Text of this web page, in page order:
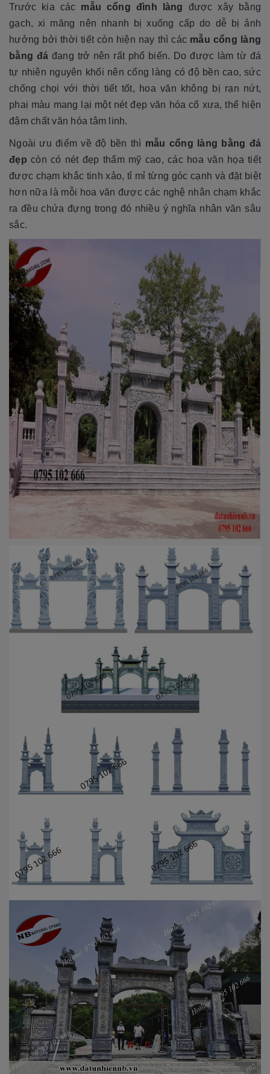
Trước kia các mẫu cổng đình làng được xây bằng
gạch, xi măng nên nhanh bị xuống cấp do dễ bị ảnh
hưởng bởi thời tiết còn hiện nay thì các mẫu cổng làng
bằng đá đang trở nên rất phổ biến. Do được làm từ đá
tự nhiên nguyên khối nên cổng làng có độ bền cao, sức
chống chọi với thời tiết tốt, hoa văn không bị rạn nứt,
phai màu mang lại một nét đẹp văn hóa cổ xưa, thể hiện
đậm chất văn hóa tâm linh.
Ngoài ưu điểm về độ bền thì mẫu cổng làng bằng đá
đẹp còn có nét đẹp thẩm mỹ cao, các hoa văn họa tiết
được chạm khắc tinh xảo, tỉ mỉ từng góc cạnh và đặt biệt
hơn nữa là mỗi hoa văn được các nghệ nhân chạm khắc
ra đều chứa đựng trong đó nhiều ý nghĩa nhân văn sâu
sắc.